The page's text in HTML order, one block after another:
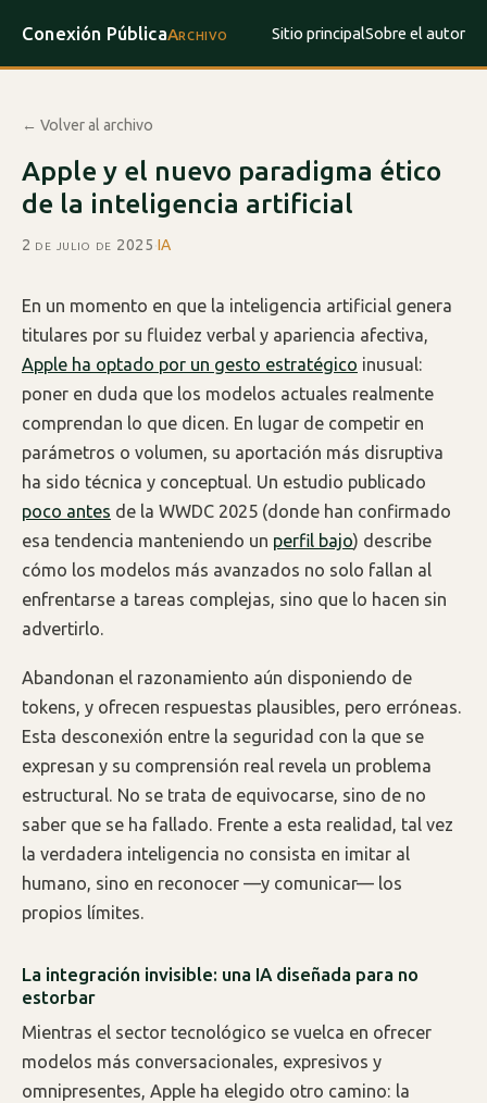
Conexión PúblicaArchivo Sitio principalSobre el autor
← Volver al archivo
Apple y el nuevo paradigma ético
de la inteligencia artificial
2 de julio de 2025·IA
En un momento en que la inteligencia artificial genera
titulares por su fluidez verbal y apariencia afectiva,
Apple ha optado por un gesto estratégico inusual:
poner en duda que los modelos actuales realmente
comprendan lo que dicen. En lugar de competir en
parámetros o volumen, su aportación más disruptiva
ha sido técnica y conceptual. Un estudio publicado
poco antes de la WWDC 2025 (donde han confirmado
esa tendencia manteniendo un perfil bajo) describe
cómo los modelos más avanzados no solo fallan al
enfrentarse a tareas complejas, sino que lo hacen sin
advertirlo.
Abandonan el razonamiento aún disponiendo de
tokens, y ofrecen respuestas plausibles, pero erróneas.
Esta desconexión entre la seguridad con la que se
expresan y su comprensión real revela un problema
estructural. No se trata de equivocarse, sino de no
saber que se ha fallado. Frente a esta realidad, tal vez
la verdadera inteligencia no consista en imitar al
humano, sino en reconocer —y comunicar— los
propios límites.
La integración invisible: una IA diseñada para no
estorbar
Mientras el sector tecnológico se vuelca en ofrecer
modelos más conversacionales, expresivos y
omnipresentes, Apple ha elegido otro camino: la